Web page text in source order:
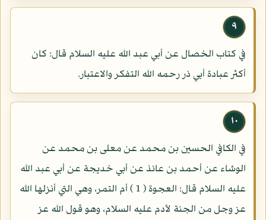
٩
في كتاب الخصال عن أبي عبد الله عليه السلام قال: كان
أكثر عبادة أبي ذر رحمه الله التفكر والاعتبار.
١٠
في الكافي الحسين بن محمد عن معلى بن محمد عن
الوشاء عن أحمد بن عائذ عن أبي خديجة عن أبي عبد الله
عليه السلام قال: العجوة ( 1 ) أم التمر، وهي التي أنزلها الله
عز وجل من الجنة لآدم عليه السلام، وهو قول الله عز